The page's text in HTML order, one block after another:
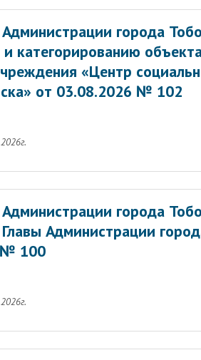
города
категорированию
«Центр
от 03.08.2026 № 102
города
Администрации
№ 100